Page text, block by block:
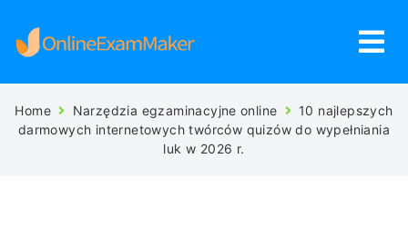
Home Narzędzia egzaminacyjne online
10 najlepszych
darmowych internetowych twórców quizów do wypełniania
luk w 2026 r.